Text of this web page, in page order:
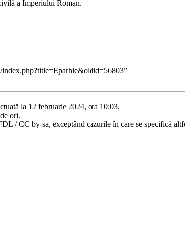
a Imperiului Roman.
”
la 12 februarie 2024, ora 10:03.
ori.
/ CC by-sa, exceptând cazurile în care se specifică